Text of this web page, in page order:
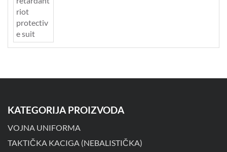
KATEGORIJA PROIZVODA
VOJNA UNIFORMA
TAKTIČKA KACIGA (NEBALISTIČKA)